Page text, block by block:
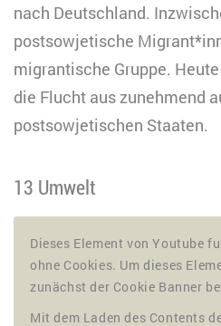
nach Deutschland.
postsowjetische
migrantische Gruppe.
die Flucht aus zunehmend
postsowjetischen Staaten.
13 Umwelt
Dieses Element von Youtube
ohne Cookies. Um dieses
zunächst der Cookie Banner
Mit dem Laden des Contents